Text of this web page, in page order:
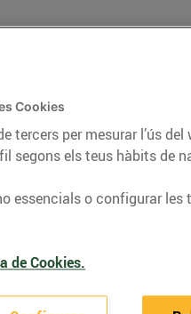
la cançó de
Siderland i Bonpreu-
veu a la música en
Fest el 2023 i
2018, el duo
Cookies
tercers per mesurar l’ús
segons els teus hàbits de
essencials o configurar les
de Cookies.